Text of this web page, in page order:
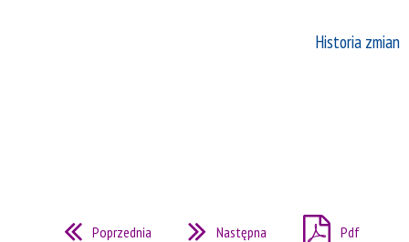
Historia zmian
Poprzednia Następna Pdf